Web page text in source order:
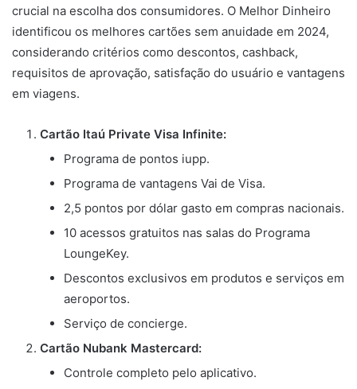
crucial na escolha dos consumidores. O Melhor Dinheiro
identificou os melhores cartões sem anuidade em 2024,
considerando critérios como descontos, cashback,
requisitos de aprovação, satisfação do usuário e vantagens
em viagens.
Cartão Itaú Private Visa Infinite:
Programa de pontos iupp.
Programa de vantagens Vai de Visa.
2,5 pontos por dólar gasto em compras nacionais.
10 acessos gratuitos nas salas do Programa
LoungeKey.
Descontos exclusivos em produtos e serviços em
aeroportos.
Serviço de concierge.
Cartão Nubank Mastercard:
Controle completo pelo aplicativo.